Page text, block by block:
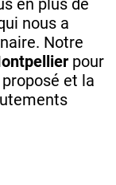
en plus de
nous a
Notre
pour
et la